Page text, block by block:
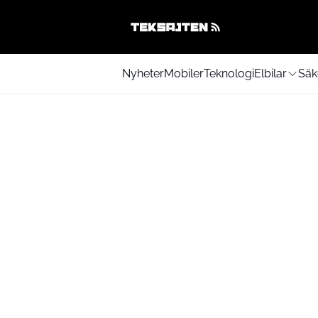
NyheterMobilerTeknologiElbilar